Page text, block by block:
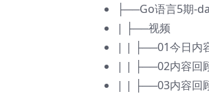
├──Go语言5期-
| ├──视频
| | ├──01今日内
| | ├──02内容回
| | ├──03内容回